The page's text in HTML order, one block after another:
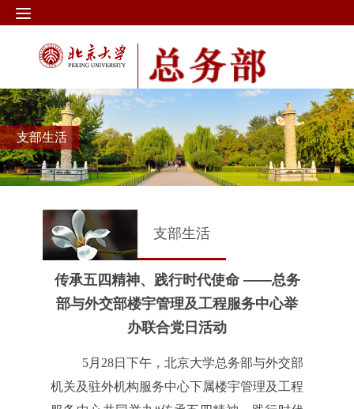
支部生活
支部生活
传承五四精神、践行时代使命 ——总务
部与外交部楼宇管理及工程服务中心举
办联合党日活动
5月28日下午，北京大学总务部与外交部
机关及驻外机构服务中心下属楼宇管理及工程